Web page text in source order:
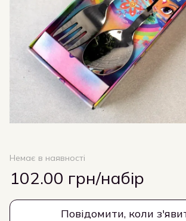
Немає в наявності
102.00 грн/набір
Повідомити, коли